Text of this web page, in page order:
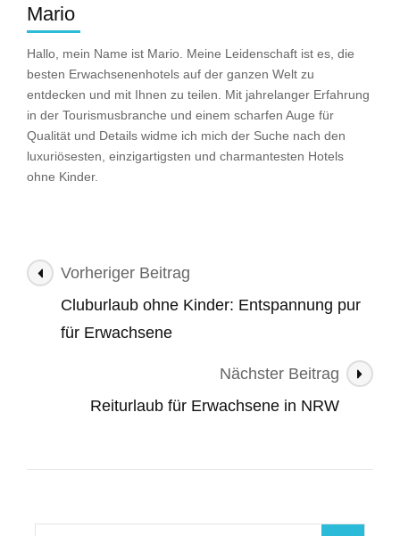
Mario
Hallo, mein Name ist Mario. Meine Leidenschaft ist es, die
besten Erwachsenenhotels auf der ganzen Welt zu
entdecken und mit Ihnen zu teilen. Mit jahrelanger Erfahrung
in der Tourismusbranche und einem scharfen Auge für
Qualität und Details widme ich mich der Suche nach den
luxuriösesten, einzigartigsten und charmantesten Hotels
ohne Kinder.
Beitragsnavigation
Vorheriger Beitrag
Cluburlaub ohne Kinder: Entspannung pur
für Erwachsene
Nächster Beitrag
Reiturlaub für Erwachsene in NRW